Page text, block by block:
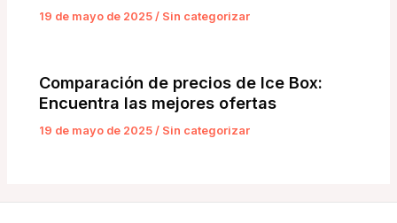
19 de mayo de 2025/ Sin categorizar
Comparación de precios de Ice Box:
Encuentra las mejores ofertas
19 de mayo de 2025/ Sin categorizar